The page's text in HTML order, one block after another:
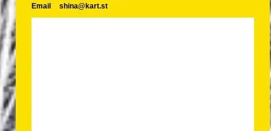
Email
shina@kart.st